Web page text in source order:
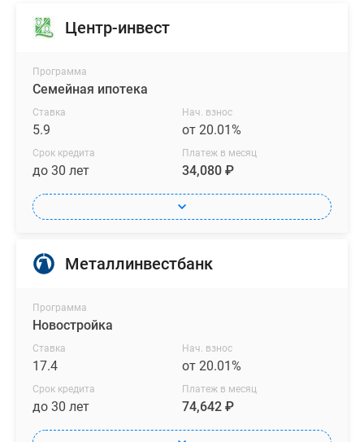
раздельными
санузлами
просторными
прихожими,
трех-
четырехкомнатных
евроквартирах
практичные
кухни-
выделенной
обеденной
зоной,
несколько
спален
Центр-инвест
Программа
Семейная ипотека
Ставка
5.9
Нач. взнос
от 20.01%
Срок кредита
до 30 лет
Платеж в месяц
34,080 ₽
Металлинвестбанк
Программа
Новостройка
Ставка
17.4
Нач. взнос
от 20.01%
Срок кредита
до 30 лет
Платеж в месяц
74,642 ₽